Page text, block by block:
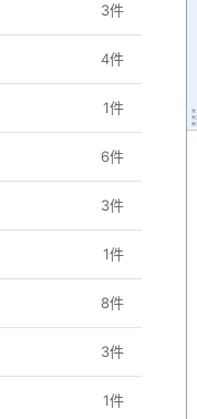
3件
4件
1件
6件
3件
1件
8件
3件
1件